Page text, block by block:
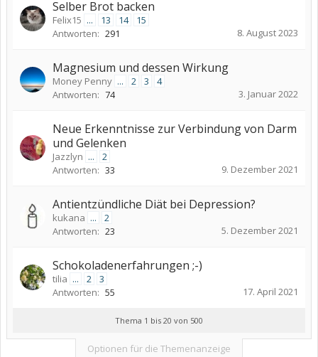
Selber Brot backen
Felix15 ... 13 14
15
Antworten: 291 8. August 2023
Magnesium und dessen Wirkung
Money Penny ... 2 3
4
Antworten: 74 3. Januar 2022
Neue Erkenntnisse zur Verbindung von Darm
und Gelenken
Jazzlyn ...
2
Antworten: 33 9. Dezember 2021
Antientzündliche Diät bei Depression?
kukana ...
2
Antworten: 23 5. Dezember 2021
Schokoladenerfahrungen ;-)
tilia ... 2
3
Antworten: 55 17. April 2021
Thema 1 bis 20 von 500
Optionen für die Themenanzeige